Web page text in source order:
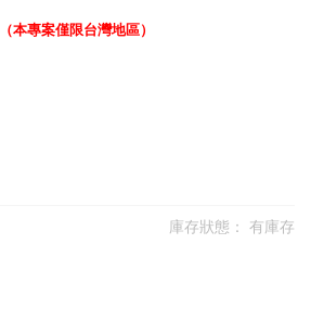
（本專案僅限台灣地區）
庫存狀態： 有庫存